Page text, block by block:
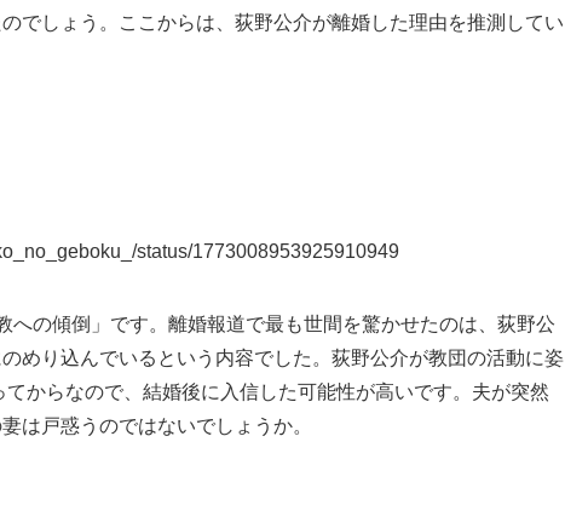
でしょう。ここからは、荻野公介が離婚した理由を推測してい
status/1773008953925910949
への傾倒」です。離婚報道で最も世間を驚かせたのは、荻野公
めり込んでいるという内容でした。荻野公介が教団の活動に姿
からなので、結婚後に入信した可能性が高いです。夫が突然
は戸惑うのではないでしょうか。